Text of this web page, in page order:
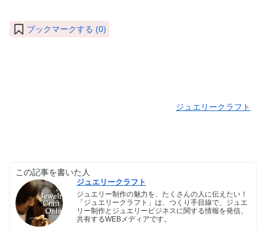
ブックマークする (0)
ジュエリークラフト
この記事を書いた人
ジュエリークラフト
ジュエリー制作の魅力を、たくさんの人に伝えたい！
「ジュエリークラフト」は、つくり手目線で、ジュエ
リー制作とジュエリービジネスに関する情報を発信、
共有するWEBメディアです。